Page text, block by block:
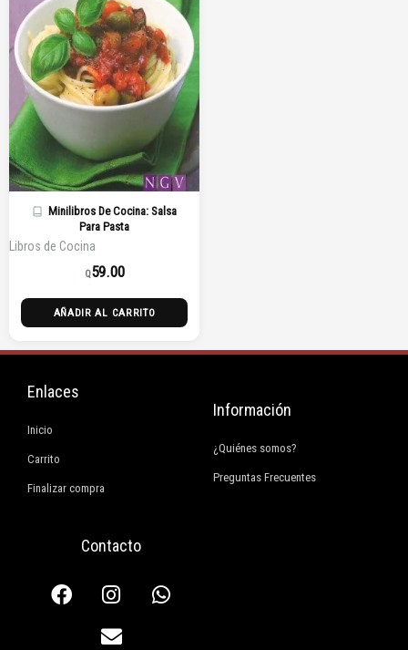
Minilibros De Cocina: Salsa
Para Pasta
Libros de Cocina
Q59.00
AÑADIR AL CARRITO
Enlaces
Inicio
Carrito
Finalizar compra
Información
¿Quiénes somos?
Preguntas Frecuentes
Contacto
F
a
I
n
s
W
h
E
n
v